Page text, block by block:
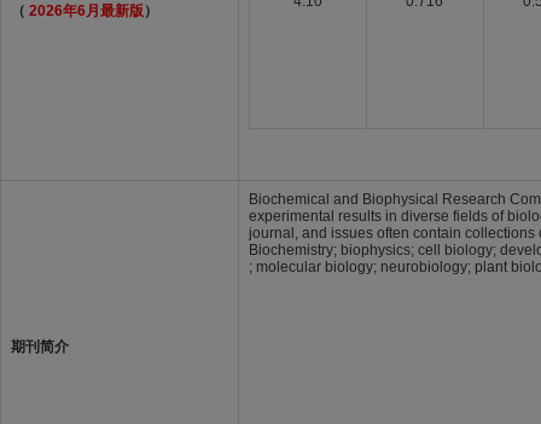
（ 2026年6月最新版 ）
期刊简介
Biochemical and Biophysical Research
experimental results in diverse fields of
journal, and issues often contain
Biochemistry; biophysics; cell biology;
; molecular biology; neurobiology; plant